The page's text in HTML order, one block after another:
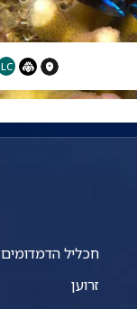
LC
חכליל הדמדומים
זרוען